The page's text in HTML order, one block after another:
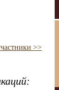
>>